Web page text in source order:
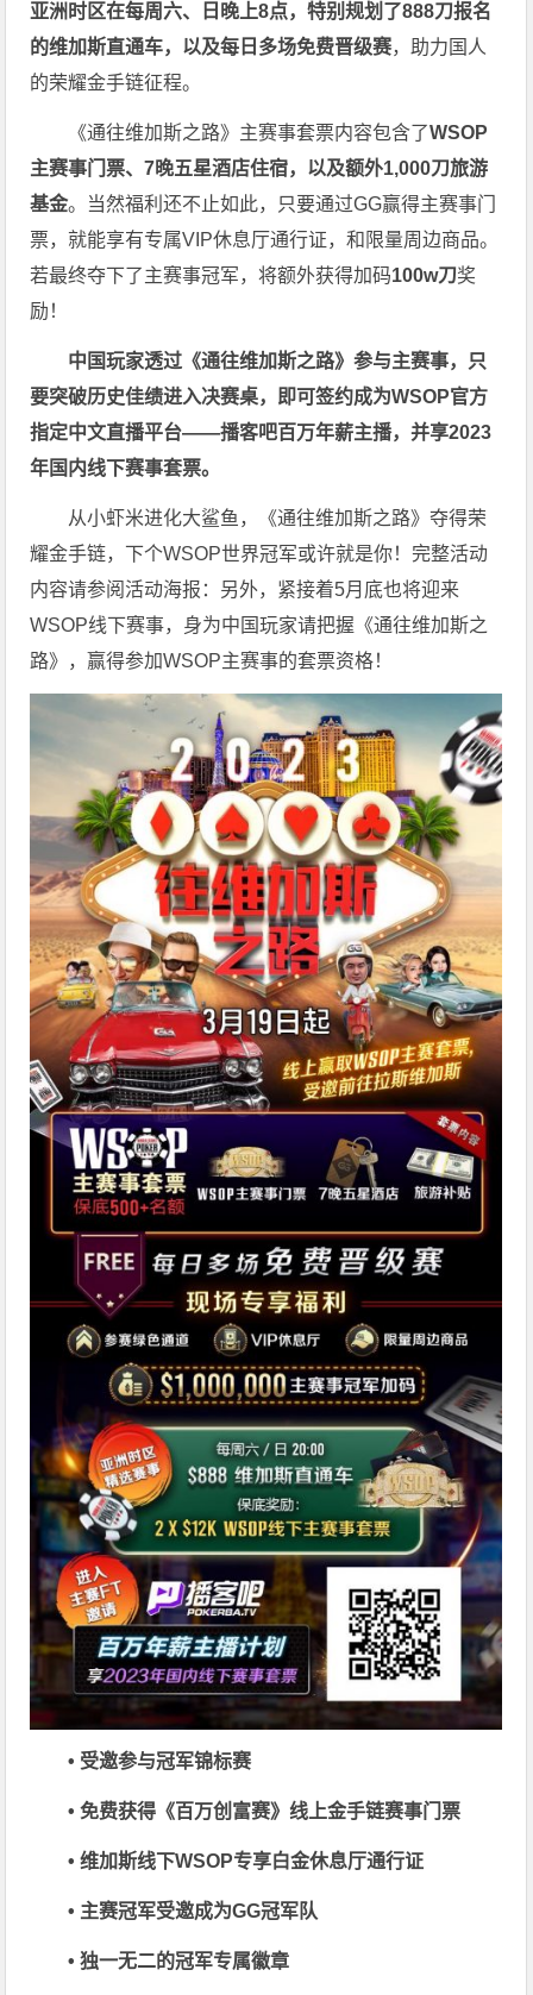
亚洲时区在每周六、日晚上8点，特别规划了888刀报名
的维加斯直通车，以及每日多场免费晋级赛，助力国人
的荣耀金手链征程。
《通往维加斯之路》主赛事套票内容包含了WSOP
主赛事门票、7晚五星酒店住宿，以及额外1,000刀旅游
基金。当然福利还不止如此，只要通过GG赢得主赛事门
票，就能享有专属VIP休息厅通行证，和限量周边商品。
若最终夺下了主赛事冠军，将额外获得加码100w刀奖
励！
中国玩家透过《通往维加斯之路》参与主赛事，只
要突破历史佳绩进入决赛桌，即可签约成为WSOP官方
指定中文直播平台——播客吧百万年薪主播，并享2023
年国内线下赛事套票。
从小虾米进化大鲨鱼，《通往维加斯之路》夺得荣
耀金手链，下个WSOP世界冠军或许就是你！完整活动
内容请参阅活动海报： 另外，紧接着5月底也将迎来
WSOP线下赛事，身为中国玩家请把握《通往维加斯之
路》，赢得参加WSOP主赛事的套票资格！
• 受邀参与冠军锦标赛
• 免费获得《百万创富赛》线上金手链赛事门票
• 维加斯线下WSOP专享白金休息厅通行证
• 主赛冠军受邀成为GG冠军队
• 独一无二的冠军专属徽章